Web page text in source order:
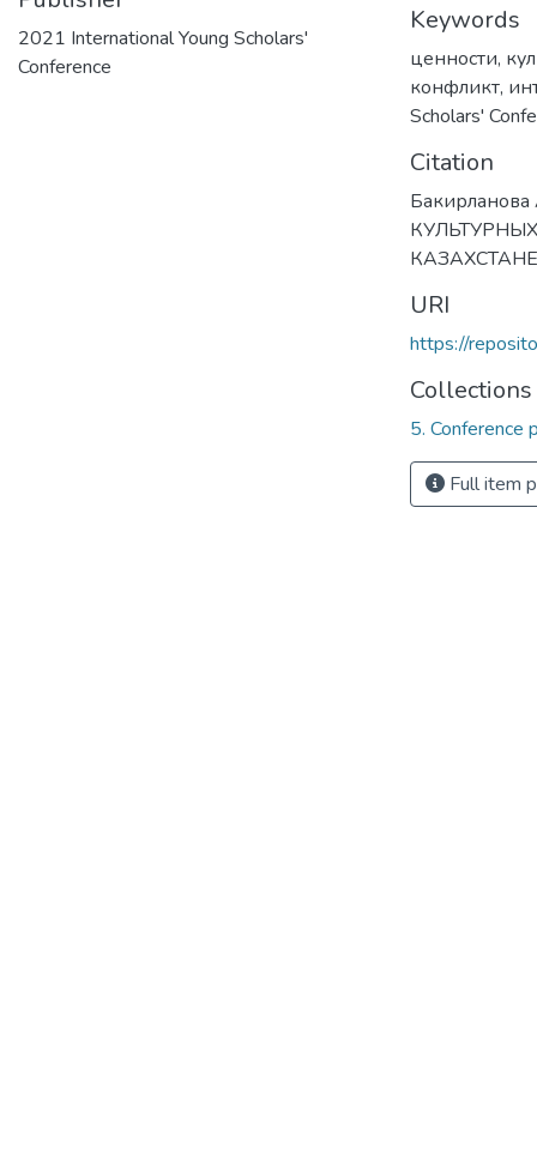
2021 International Young Scholars'
Conference
Keywords
ценности,
конфликт,
Scholars'
Citation
КАЗАХСТАНЕ /
URI
https://
Collections
5. Conference
Full item